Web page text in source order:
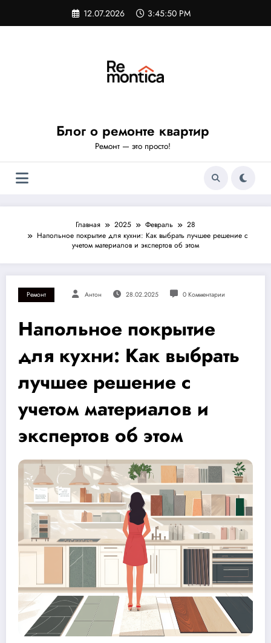
содержимому
12.07.2026 3:45:51 PM
Блог о ремонте квартир
Ремонт — это просто!
Главная 2025 Февраль
28
Напольное покрытие для кухни: Как выбрать лучшее решение с
учетом материалов и экспертов об этом
Ремонт Антон 28.02.2025 0 Комментарии
Напольное покрытие
для кухни: Как выбрать
лучшее решение с
учетом материалов и
экспертов об этом